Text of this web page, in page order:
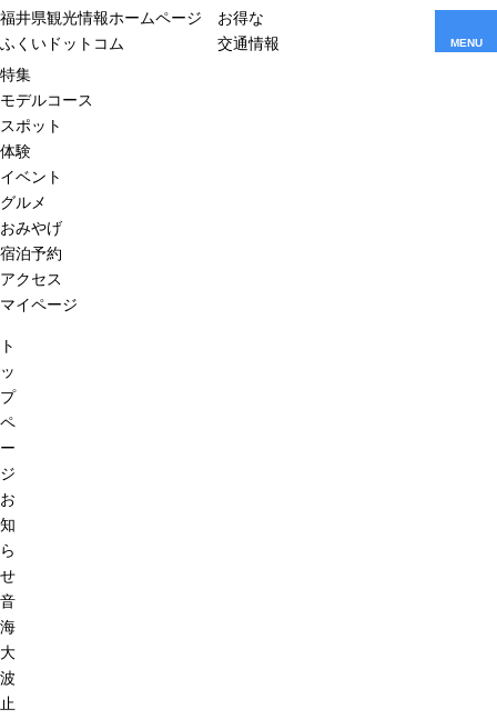
福井県観光情報ホームページ
ふくいドットコム
お得な
交通情報
MENU
特集
モデルコース
スポット
体験
イベント
グルメ
おみやげ
宿泊予約
アクセス
マイページ
ト
ッ
プ
ペ
ー
ジ
お
知
ら
せ
音
海
大
波
止